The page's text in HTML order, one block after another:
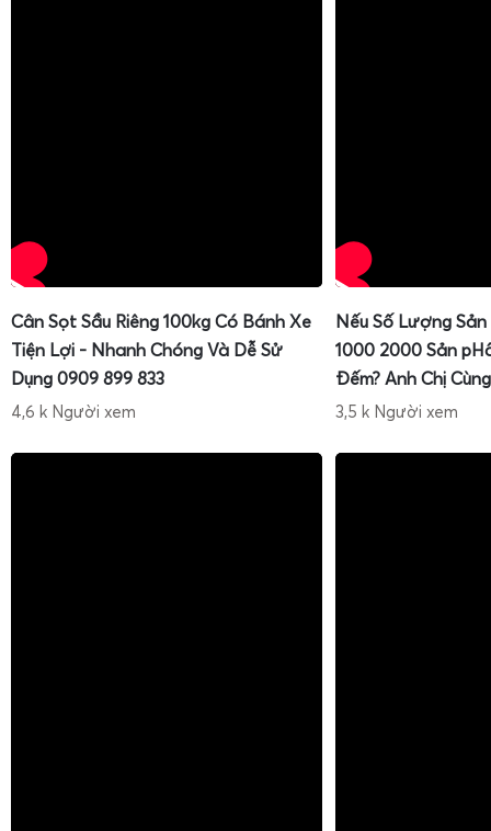
Cân Sọt Sầu Riêng 100kg Có Bánh Xe
Tiện Lợi - Nhanh Chóng Và Dễ Sử
Dụng 0909 899 833
4,6 k Người xem
Nếu Số Lượng
1000 2000 Sản
Đếm? Anh Chị
3,5 k Người xem